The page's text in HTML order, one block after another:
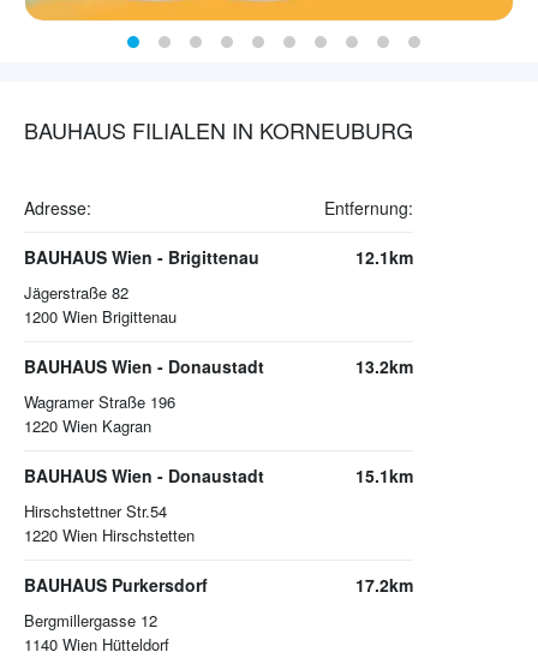
BAUHAUS FILIALEN IN KORNEUBURG
Adresse: Entfernung:
BAUHAUS Wien - Brigittenau
Jägerstraße 82
1200 Wien Brigittenau
12.1km
BAUHAUS Wien - Donaustadt
Wagramer Straße 196
1220 Wien Kagran
13.2km
BAUHAUS Wien - Donaustadt
Hirschstettner Str.54
1220 Wien Hirschstetten
15.1km
BAUHAUS Purkersdorf
Bergmillergasse 12
1140 Wien Hütteldorf
17.2km